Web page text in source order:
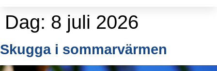
Dag: 8 juli 2026
Skugga i sommarvärmen